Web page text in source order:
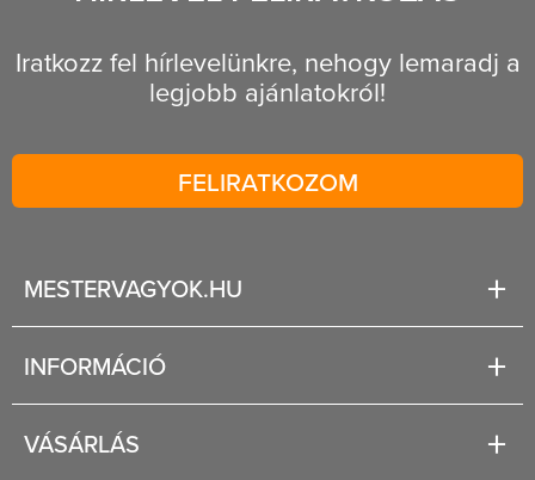
Iratkozz fel hírlevelünkre, nehogy lemaradj a
legjobb ajánlatokról!
FELIRATKOZOM
MESTERVAGYOK.HU
INFORMÁCIÓ
VÁSÁRLÁS